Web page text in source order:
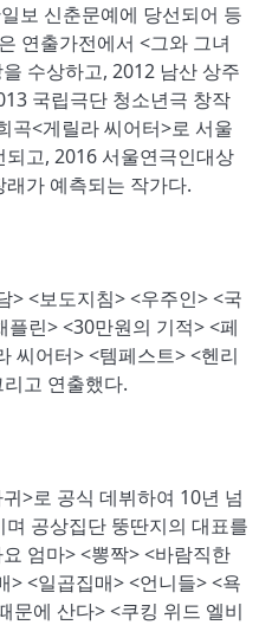
보 신춘문예에 당선되어 등
연출가전에서 <그와 그녀
수상하고, 2012 남산 상주
국립극단 청소년극 창작
곡<게릴라 씨어터>로 서울
고, 2016 서울연극인대상
가 예측되는 작가다.
> <보도지침> <우주인> <국
린> <30만원의 기적> <페
씨어터> <템페스트> <헨리
고 연출했다.
>로 공식 데뷔하여 10년 넘
공상집단 뚱딴지의 대표를
엄마> <뽕짝> <바람직한
> <일곱집매> <언니들> <욕
문에 산다> <쿠킹 위드 엘비